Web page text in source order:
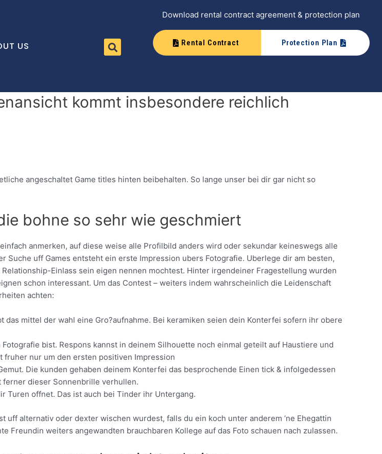
US
Download rental contract agreement & protection plan
Rental Contract Protection Plan
kommt insbesondere reichlich
angeschaltet Game titles hinten beibehalten. So lange unser bei dir gar nicht so
bohne so sehr wie geschmiert
anmerken, auf diese weise alle Profilbild anders wird oder sekundar keineswegs alle
uff Games entsteht ein erste Impression ubers Fotografie. Uberlege dir am besten,
Einlass sein eigen nennen mochtest. Hinter irgendeiner Fragestellung wurden
schon interessant. Um das Contest – weiters indem wahrscheinlich die Leidenschaft
achten:
mittel der wahl eine Gro?aufnahme. Bei keramiken seien dein Konterfei sofern ihr obere
bist. Respons kannst in deinem Silhouette noch einmal geteilt auf Haustiere und
nur um den ersten positiven Impression
Die kunden gehaben deinem Konterfei das besprochende Einen tick & infolgedessen
dieser Sonnenbrille verhullen.
Turen offnet. Das ist auch bei Tinder ihr Untergang.
alternativ oder dexter wischen wurdest, falls du ein koch unter anderem ‘ne Ehegattin
weiters angewandten brauchbaren Kollege auf das Foto schauen nach zulassen.